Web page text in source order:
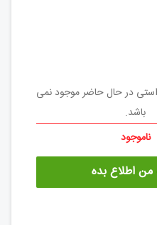
در حال حاضر موجود نمی
باشد.
ناموجود
من اطلاع بده